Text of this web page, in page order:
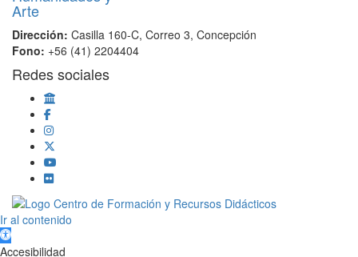
Dirección: Casilla 160-C, Correo 3, Concepción
Fono: +56 (41) 2204404
Redes sociales
Scroll
Up
Ir al contenido
Abrir barra de herramientas
Accesibilidad